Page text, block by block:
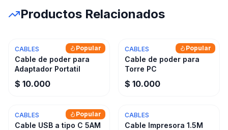
Productos Relacionados
Popular
CABLES
Cable de poder para
Adaptador Portatil
$ 10.000
Popular
CABLES
Cable de poder para
Torre PC
$ 10.000
Popular
CABLES
Cable USB a tipo C 5AM
CABLES
Cable Impresora 1.5M